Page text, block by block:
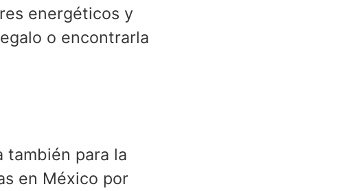
energéticos y
o encontrarla
también para la
en México por